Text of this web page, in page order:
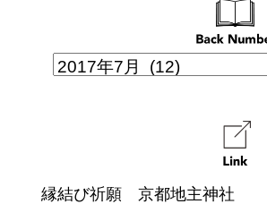
縁結び祈願 京都地主神社